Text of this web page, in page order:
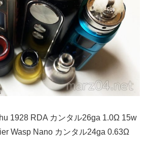
1928 RDA カンタル26ga 1.0Ω 15w
Wasp Nano カンタル24ga 0.63Ω